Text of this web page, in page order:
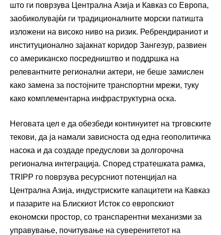
што ги поврзува Централна Азија и Кавказ со Европа,
заобиколувајќи ги традиционалните морски патишта
изложени на високо ниво на ризик. Ребрендираниот и
институционално зајакнат коридор Зангезур, развиен
со американско посредништво и поддршка на
релевантните регионални актери, не беше замислен
како замена за постојните транспортни мрежи, туку
како комплементарна инфраструктурна оска.
Неговата цел е да обезбеди континуитет на трговските
текови, да ја намали зависноста од една геополитичка
насока и да создаде предуслови за долгорочна
регионална интеграција. Според стратешката рамка,
TRIPP го поврзува ресурсниот потенцијал на
Централна Азија, индустриските капацитети на Кавказ
и пазарите на Блискиот Исток со европскиот
економски простор, со транспарентни механизми за
управување, почитување на суверенитетот на